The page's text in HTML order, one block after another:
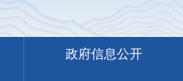
政府信息公开